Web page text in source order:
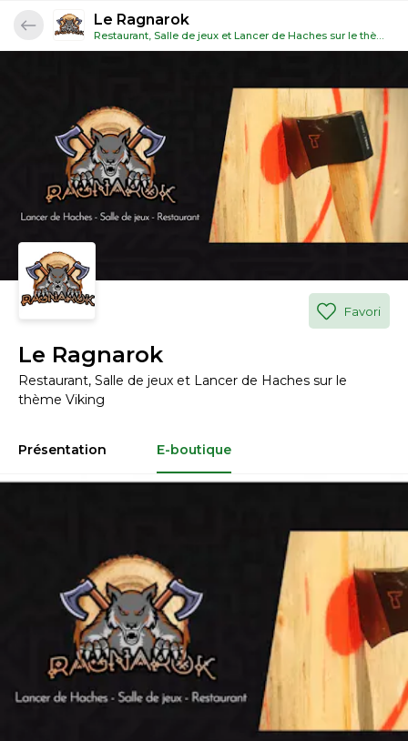
Le Ragnarok
Restaurant, Salle de jeux et Lancer de Haches sur le thème Viking
Le Ragnarok
Restaurant, Salle de jeux et Lancer de Haches sur le
thème Viking
Favori
Présentation E-boutique